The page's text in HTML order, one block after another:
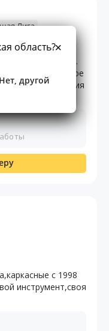
Лига
и каркасные.
Загородное
цены, гарантия
с 1998
инструмент,своя
область?
Нет, другой